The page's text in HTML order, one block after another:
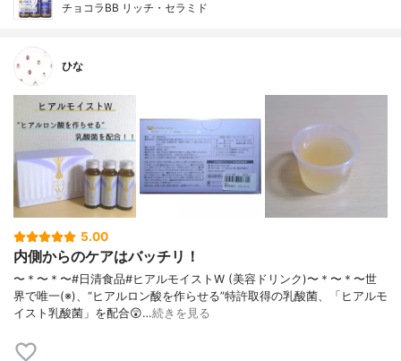
チョコラBB リッチ・セラミド
ひな
5.00
内側からのケアはバッチリ！
〜＊〜＊〜#日清食品#ヒアルモイストW (美容ドリンク)〜＊〜＊〜世
界で唯一(※)、“ヒアルロン酸を作らせる”特許取得の乳酸菌、「ヒアルモ
イスト乳酸菌」を配合😲…続きを見る